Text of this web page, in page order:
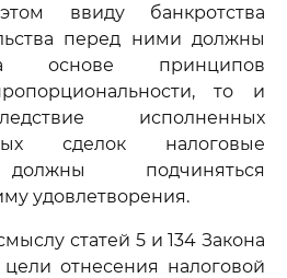
ввиду банкротства
перед ними должны
основе принципов
то и
исполненных
сделок налоговые
должны подчиняться
удовлетворения.
статей 5 и 134 Закона
отнесения налоговой